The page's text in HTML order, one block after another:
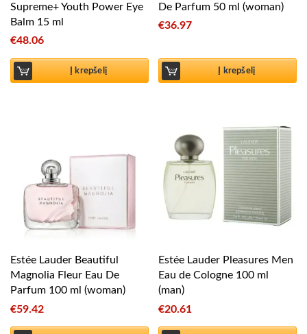
Supreme+ Youth Power Eye
Balm 15 ml
€48.06
Į krepšelį
De Parfum 50 ml (woman)
€36.97
Į krepšelį
Estée Lauder Beautiful
Magnolia Fleur Eau De
Parfum 100 ml (woman)
€59.42
Estée Lauder Pleasures Men
Eau de Cologne 100 ml
(man)
€20.61